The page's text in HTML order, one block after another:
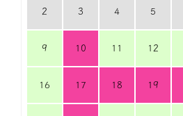
2 3 4 5
9 10 11 12
16 17 18 19